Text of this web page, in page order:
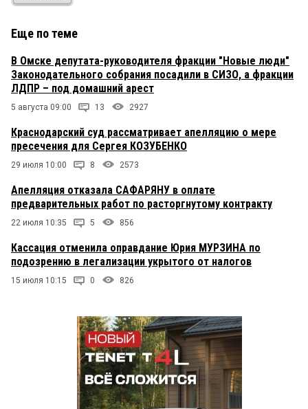
Еще по теме
В Омске депутата-руководителя фракции "Новые люди"
Законодательного собрания посадили в СИЗО, а фракции
ЛДПР – под домашний арест
5 августа 09:00 13 2927
Краснодарский суд рассматривает апелляцию о мере
пресечения для Сергея КОЗУБЕНКО
29 июля 10:00 8 2573
Апелляция отказала САФАРЯНУ в оплате
предварительных работ по расторгнутому контракту
22 июля 10:35 5 856
Кассация отменила оправдание Юрия МУРЗИНА по
подозрению в легализации укрытого от налогов
15 июля 10:15 0 826